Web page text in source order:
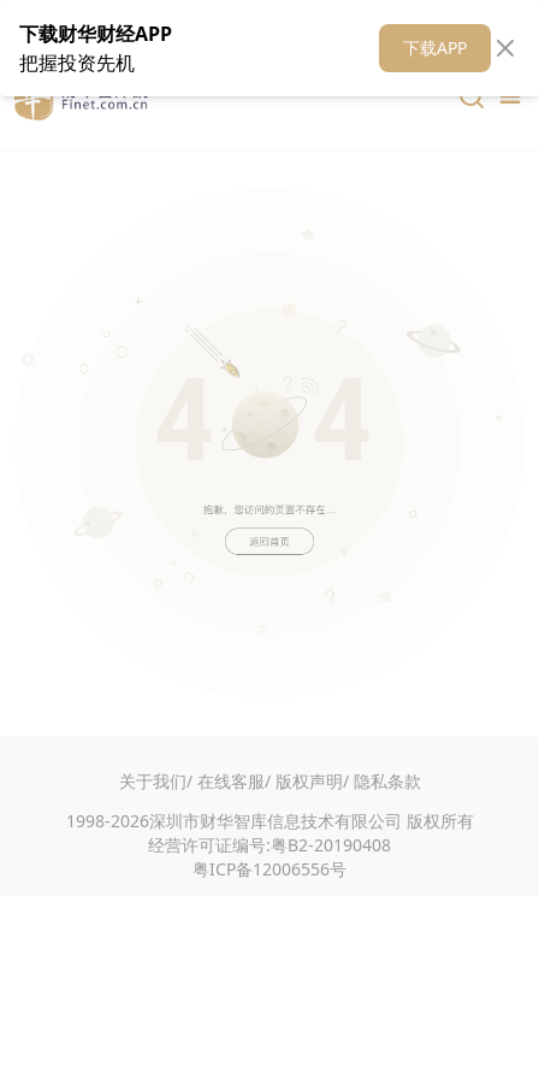
在线客服 关于我们 财华媒体矩阵 财华智库
关于我们/ 在线客服/ 版权声明/ 隐私条款
1998-2026深圳市财华智库信息技术有限公司 版权所有
经营许可证编号:粤B2-20190408
粤ICP备12006556号
下载财华财经APP
把握投资先机
下载APP